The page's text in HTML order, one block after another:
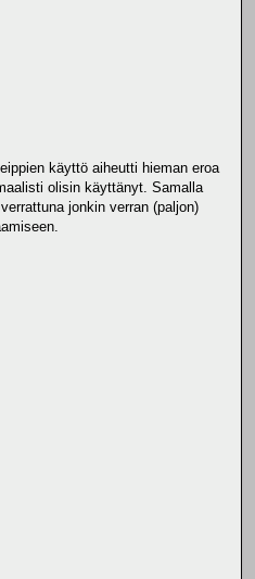
käyttö aiheutti hieman eroa
olisin käyttänyt. Samalla
jonkin verran (paljon)